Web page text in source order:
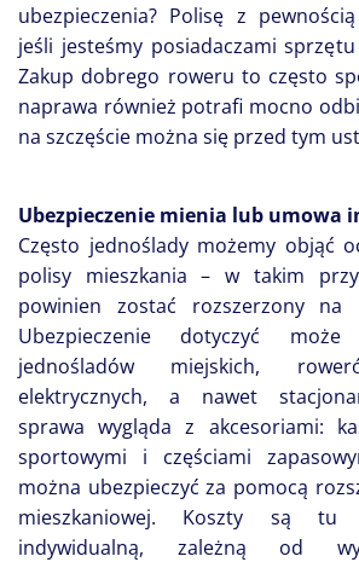
ubezpieczenia? Polisę z
jeśli jesteśmy posiadaczami
Zakup dobrego roweru to często
naprawa również potrafi mocno
na szczęście można się przed tym
Ubezpieczenie mienia lub umowa
Często jednoślady możemy objąć
polisy mieszkania – w takim
powinien zostać rozszerzony na
Ubezpieczenie dotyczyć może
jednośladów miejskich,
elektrycznych, a nawet
sprawa wygląda z akcesoriami:
sportowymi i częściami
można ubezpieczyć za pomocą
mieszkaniowej. Koszty są tu
indywidualną, zależną od